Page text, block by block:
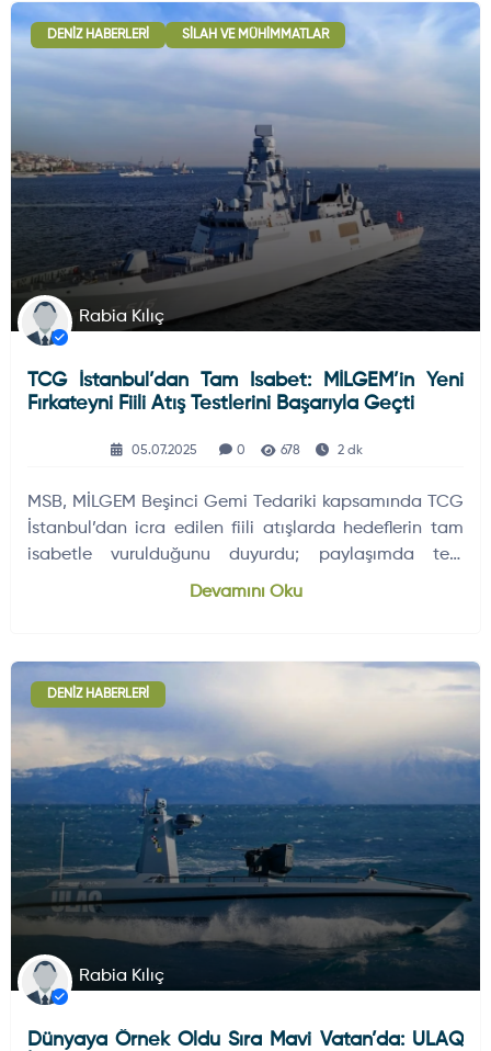
DENIZ HABERLERI SILAH VE MÜHIMMATLAR
Rabia Kılıç
TCG İstanbul’dan Tam Isabet: MİLGEM’in Yeni
Fırkateyni Fiili Atış Testlerini Başarıyla Geçti
05.07.2025 0 678 2 dk
MSB, MİLGEM Beşinci Gemi Tedariki kapsamında TCG
İstanbul’dan icra edilen fiili atışlarda hedeflerin tam
isabetle vurulduğunu duyurdu; paylaşımda test
görüntüleri de yayımlandı.
Devamını Oku
DENIZ HABERLERI
Rabia Kılıç
Dünyaya Örnek Oldu Sıra Mavi Vatan’da: ULAQ